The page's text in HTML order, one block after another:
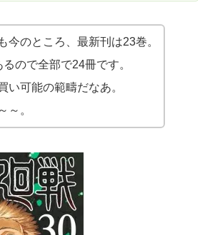
今のところ、最新刊は23巻。
ので全部で24冊です。
い可能の範疇だなあ。
～。